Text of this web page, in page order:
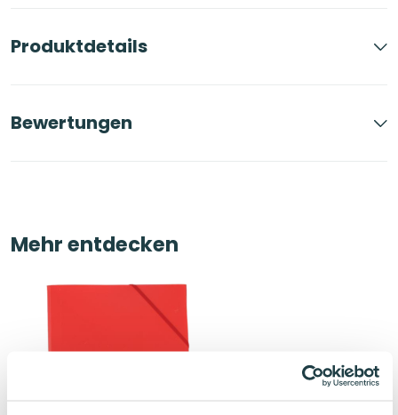
Produktdetails
Bewertungen
Mehr entdecken